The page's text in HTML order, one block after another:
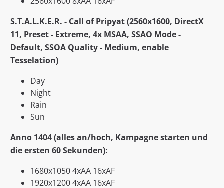
S.T.A.L.K.E.R. - Call of Pripyat (2560x1600, DirectX
11, Preset - Extreme, 4x MSAA, SSAO Mode -
Default, SSOA Quality - Medium, enable
Tesselation)
Day
Night
Rain
Sun
Anno 1404 (alles an/hoch, Kampagne starten und
die ersten 60 Sekunden):
1680x1050 4xAA 16xAF
1920x1200 4xAA 16xAF